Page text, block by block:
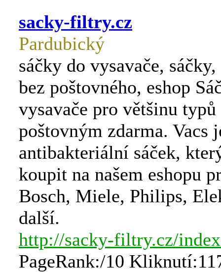
sacky-filtry.cz
Pardubický
sáčky do vysavače,
bez poštovného, eshop
vysavače pro většinu
poštovným zdarma. Vacs
antibakteriální sáček,
koupit na našem eshopu
Bosch, Miele, Philips,
další.
http://sacky-filtry.cz/
PageRank:/10